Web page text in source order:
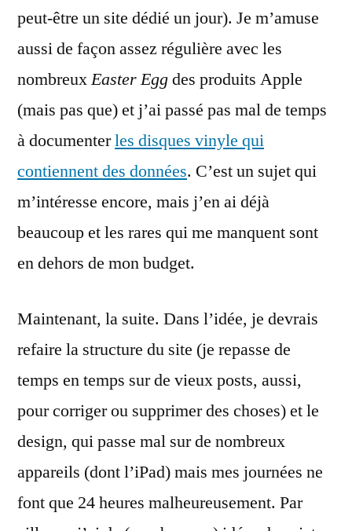
peut-être un site dédié un jour). Je m’amuse
aussi de façon assez régulière avec les
nombreuxEaster Eggdes produits Apple
(mais pas que) et j’ai passé pas mal de temps
à documenterles disques vinyle qui
contiennent des données. C’est un sujet qui
m’intéresse encore, mais j’en ai déjà
beaucoup et les rares qui me manquent sont
en dehors de mon budget.
Maintenant, la suite. Dans l’idée, je devrais
refaire la structure du site (je repasse de
temps en temps sur de vieux posts, aussi,
pour corriger ou supprimer des choses) et le
design, qui passe mal sur de nombreux
appareils (dont l’iPad) mais mes journées ne
font que 24 heures malheureusement. Par